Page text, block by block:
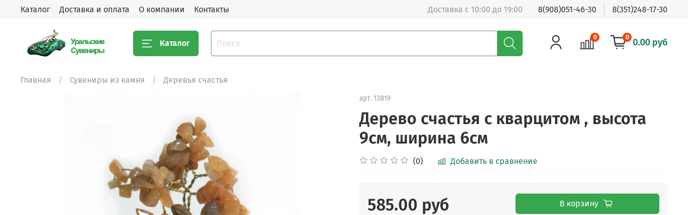
Каталог Доставка и оплата О компании Контакты Доставка с 10:00 до 19:00 8(908)051-46-30 8(351)248-17-30
Каталог
0 0 0.00 руб
Главная Сувениры из камня Деревья счастья
арт. 13819
Дерево счастья с кварцитом , высота
9см, ширина 6см
(0) Добавить в сравнение
585.00 руб В корзину